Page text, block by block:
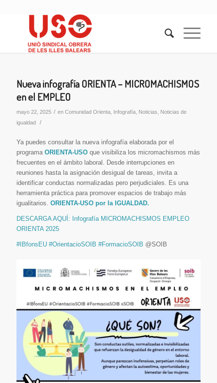
Nueva infografía ORIENTA – MICROMACHISMOS
en el EMPLEO
mayo 22, 2025 / en Comunidad Orienta, Infografía, Noticias
Noticias de
igualdad
/
Ya puedes consultar la nueva infografía elaborada por el
programa ORIENTA-USOque visibiliza los micromachismos más
frecuentes en el ámbito laboral. Desde interrupciones en
reuniones hasta la asignación desigual de tareas, invita a
identificar conductas normalizadas pero perjudiciales. Es una
herramienta práctica para promover espacios de trabajo más
igualitarios. ORIENTA-USO por la IGUALDAD.
DESCARGA AQUÍ: Infografía MICROMACHISMOS EMPLEO
ORIENTA 2025
#IBfonsEU #OrientacioSOIB #FormacioSOIB @SOIB